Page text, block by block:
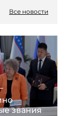
Все новости
звания